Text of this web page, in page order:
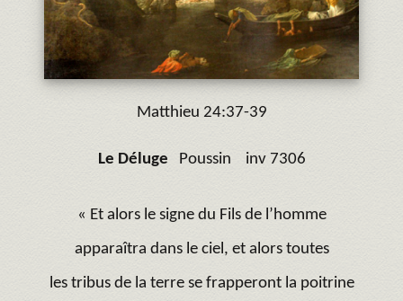
Matthieu 24:37-39
Le Déluge Poussin inv 7306
« Et alors le signe du Fils de l’homme
apparaîtra dans le ciel, et alors toutes
les tribus de la terre se frapperont la poitrine